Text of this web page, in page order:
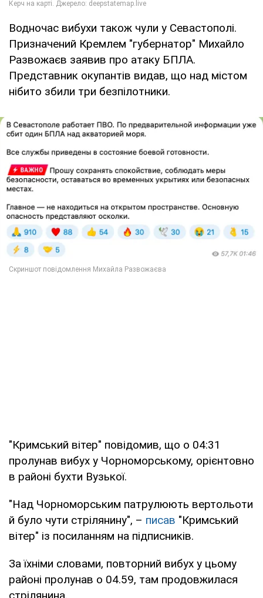
Водночас вибухи також чули у Севастополі.
Призначений Кремлем "губернатор" Михайло
Развожаєв заявив про атаку БПЛА.
Представник окупантів видав, що над містом
нібито збили три безпілотники.
"Кримський вітер" повідомив, що о 04:31
пролунав вибух у Чорноморському, орієнтовно
в районі бухти Вузької.
"Над Чорноморським патрулюють вертольоти
й було чути стрілянину", – писав "Кримський
вітер" із посиланням на підписників.
За їхніми словами, повторний вибух у цьому
районі пролунав о 04.59, там продовжилася
стрілянина.